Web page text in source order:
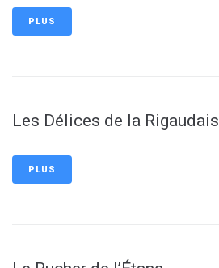
PLUS
Les Délices de la Rigaudais
PLUS